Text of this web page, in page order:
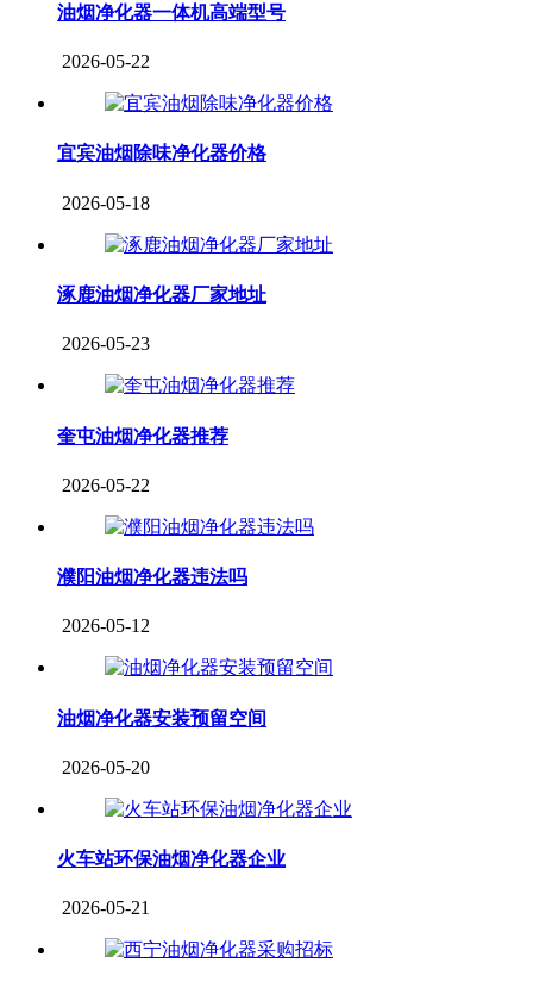
油烟净化器一体机高端型号
2026-05-22
宜宾油烟除味净化器价格
2026-05-18
涿鹿油烟净化器厂家地址
2026-05-23
奎屯油烟净化器推荐
2026-05-22
濮阳油烟净化器违法吗
2026-05-12
油烟净化器安装预留空间
2026-05-20
火车站环保油烟净化器企业
2026-05-21